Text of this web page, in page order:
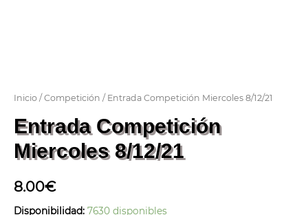
Inicio /Competición / Entrada Competición Miercoles 8/12/21
Entrada Competición
Miercoles 8/12/21
8.00€
Disponibilidad: 7630 disponibles